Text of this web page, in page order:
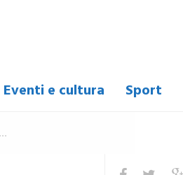
Eventi e cultura Sport